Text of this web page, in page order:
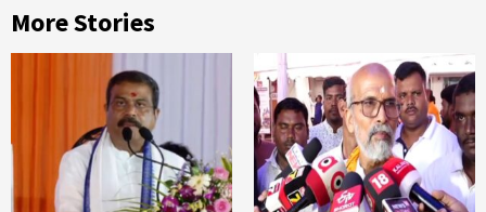
More Stories